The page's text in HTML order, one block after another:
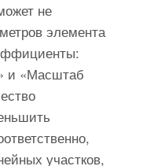
не
элемента
и «Масштаб
участков,